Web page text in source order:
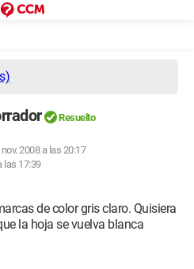
Resuelto
2008 a las 20:17
las 17:39
de color gris claro. Quisiera
la hoja se vuelva blanca